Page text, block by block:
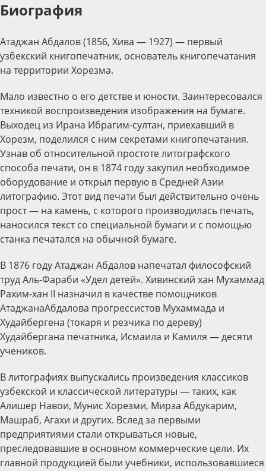
Биография
Атаджан Абдалов (1856, Хива — 1927) — первый
узбекский книгопечатник, основатель книгопечатания
на территории Хорезма.
Мало известно о его детстве и юности. Заинтересовался
техникой воспроизведения изображения на бумаге.
Выходец из Ирана Ибрагим-султан, приехавший в
Хорезм, поделился с ним секретами книгопечатания.
Узнав об относительной простоте литографского
способа печати, он в 1874 году закупил необходимое
оборудование и открыл первую в Средней Азии
литографию. Этот вид печати был действительно очень
прост — на камень, с которого производилась печать,
наносился текст со специальной бумаги и с помощью
станка печатался на обычной бумаге.
В 1876 году Атаджан Абдалов напечатал философский
труд Аль-Фараби «Удел детей». Хивинский хан Мухаммад
Рахим-хан II назначил в качестве помощников
АтаджанаАбдалова прогрессистов Мухаммада и
Худайбергена (токаря и резчика по дереву)
Худайбергана печатника, Исмаила и Камиля — десяти
учеников.
В литографиях выпускались произведения классиков
узбекской и классической литературы — таких, как
Алишер Навои, Мунис Хорезми, Мирза Абдукарим,
Машраб, Агахи и других. Вслед за первыми
предприятиями стали открываться новые,
преследовавшие в основном коммерческие цели. Их
главной продукцией были учебники, использовавшиеся